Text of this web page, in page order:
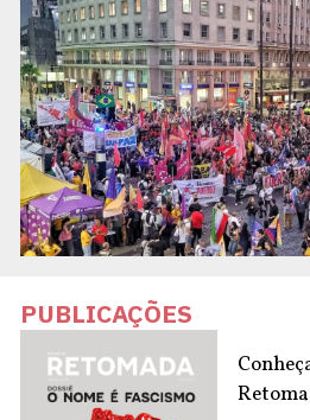
PUBLICAÇÕES